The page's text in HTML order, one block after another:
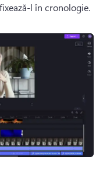
l în cronologie.